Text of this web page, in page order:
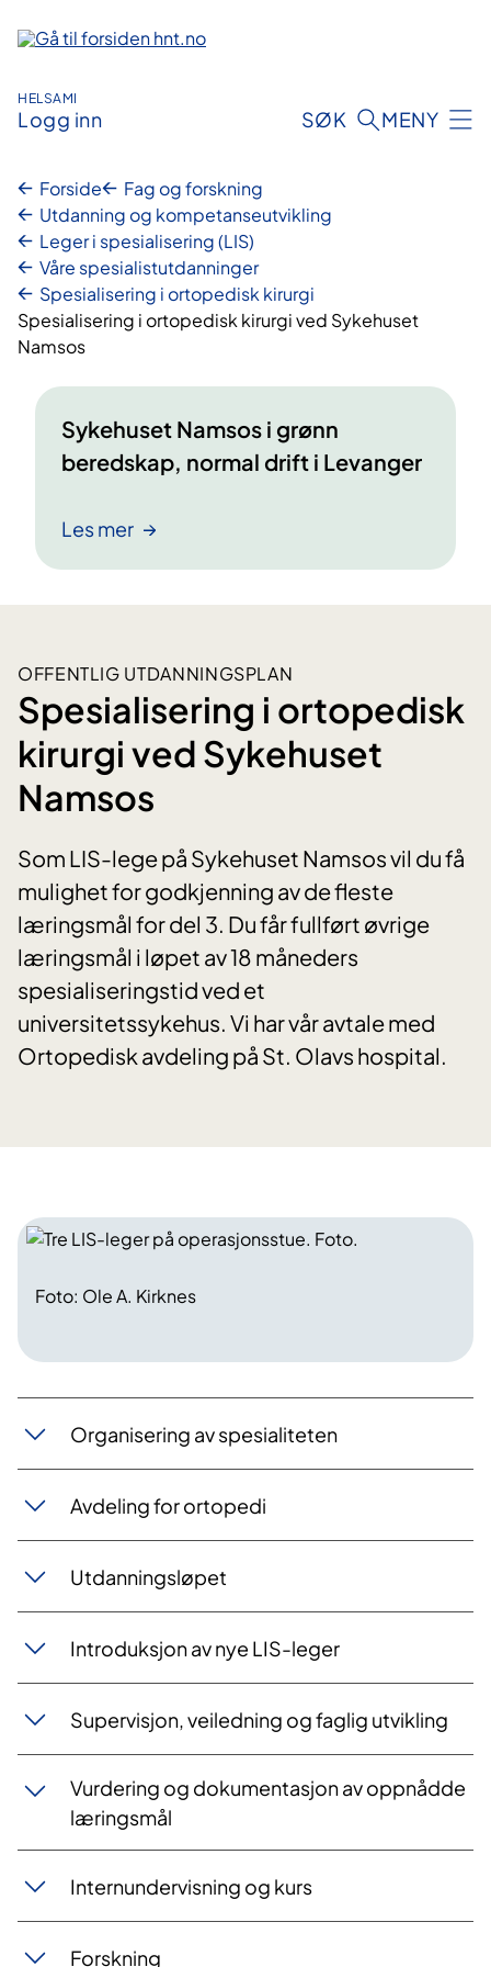
innhold
HELSAMI
Logg inn SØK MENY
Forside
Fag og forskning
Utdanning og kompetanseutvikling
Leger i spesialisering (LIS)
Våre spesialistutdanninger
Spesialisering i ortopedisk kirurgi
Spesialisering i ortopedisk kirurgi ved Sykehuset
Namsos
Sykehuset Namsos i grønn
beredskap, normal drift i Levanger
Les mer
OFFENTLIG UTDANNINGSPLAN
Spesialisering i ortopedisk
kirurgi ved Sykehuset
Namsos
Som LIS-lege på Sykehuset Namsos vil du få
mulighet for godkjenning av de fleste
læringsmål for del 3. Du får fullført øvrige
læringsmål i løpet av 18 måneders
spesialiseringstid ved et
universitetssykehus. Vi har vår avtale med
Ortopedisk avdeling på St. Olavs hospital.
Foto: Ole A. Kirknes
Organisering av spesialiteten
Avdeling for ortopedi
Utdanningsløpet
Introduksjon av nye LIS-leger
Supervisjon, veiledning og faglig utvikling
Vurdering og dokumentasjon av oppnådde
læringsmål
Internundervisning og kurs
Forskning